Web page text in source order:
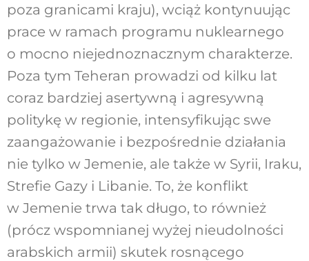
poza granicami kraju), wciąż kontynuując
prace w ramach programu nuklearnego
o mocno niejednoznacznym charakterze.
Poza tym Teheran prowadzi od kilku lat
coraz bardziej asertywną i agresywną
politykę w regionie, intensyfikując swe
zaangażowanie i bezpośrednie działania
nie tylko w Jemenie, ale także w Syrii, Iraku,
Strefie Gazy i Libanie. To, że konflikt
w Jemenie trwa tak długo, to również
(prócz wspomnianej wyżej nieudolności
arabskich armii) skutek rosnącego